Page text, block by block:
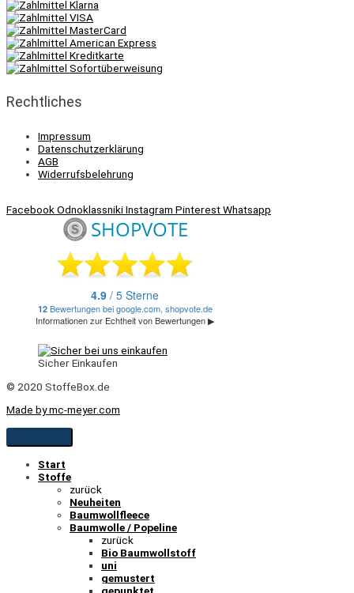
Rechtliches
Impressum
Datenschutzerklärung
AGB
Widerrufsbelehrung
FacebookOdnoklassnikiInstagram PinterestWhatsapp
Sicher Einkaufen
© 2020 StoffeBox.de
Made by mc-meyer.com
Start
Stoffe
zurück
Neuheiten
Baumwollfleece
Baumwolle / Popeline
zurück
Bio Baumwollstoff
uni
gemustert
gepunktet